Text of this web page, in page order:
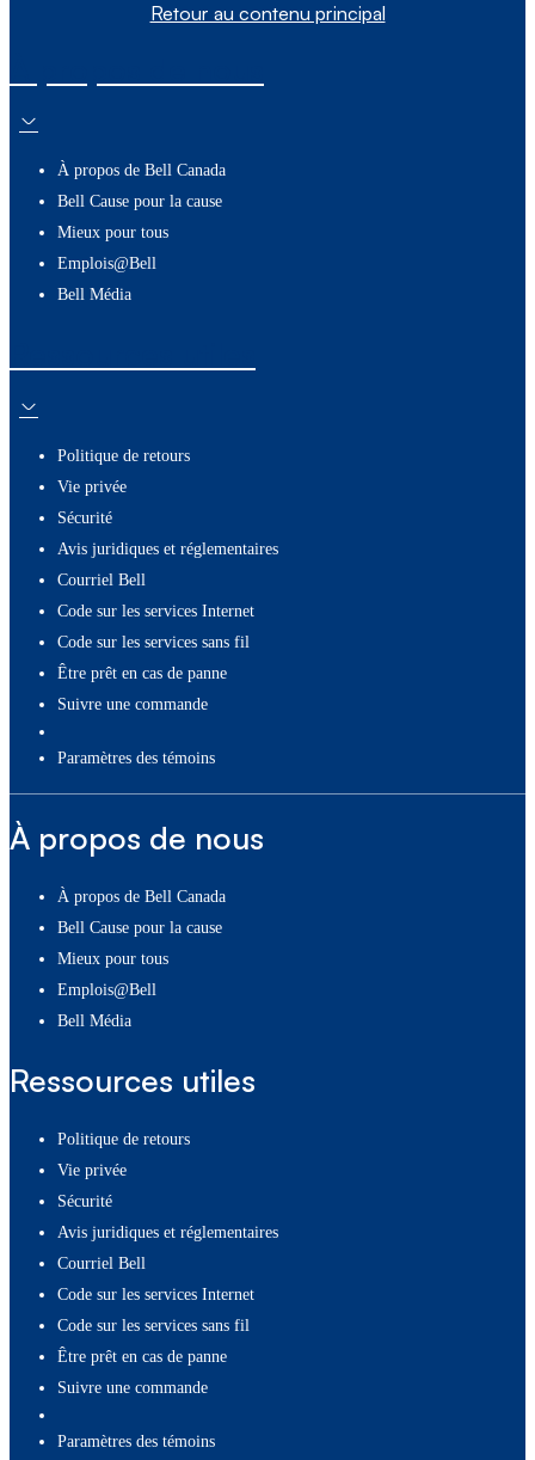
Retour au contenu principal
À propos de Bell Canada
Bell Cause pour la cause
Mieux pour tous
Emplois@Bell
Bell Média
Politique de retours
Vie privée
Sécurité
Avis juridiques et réglementaires
Courriel Bell
Code sur les services Internet
Code sur les services sans fil
Être prêt en cas de panne
Suivre une commande
paramètres des témoins
À propos de nous
À propos de Bell Canada
Bell Cause pour la cause
Mieux pour tous
Emplois@Bell
Bell Média
Ressources utiles
Politique de retours
Vie privée
Sécurité
Avis juridiques et réglementaires
Courriel Bell
Code sur les services Internet
Code sur les services sans fil
Être prêt en cas de panne
Suivre une commande
paramètres des témoins